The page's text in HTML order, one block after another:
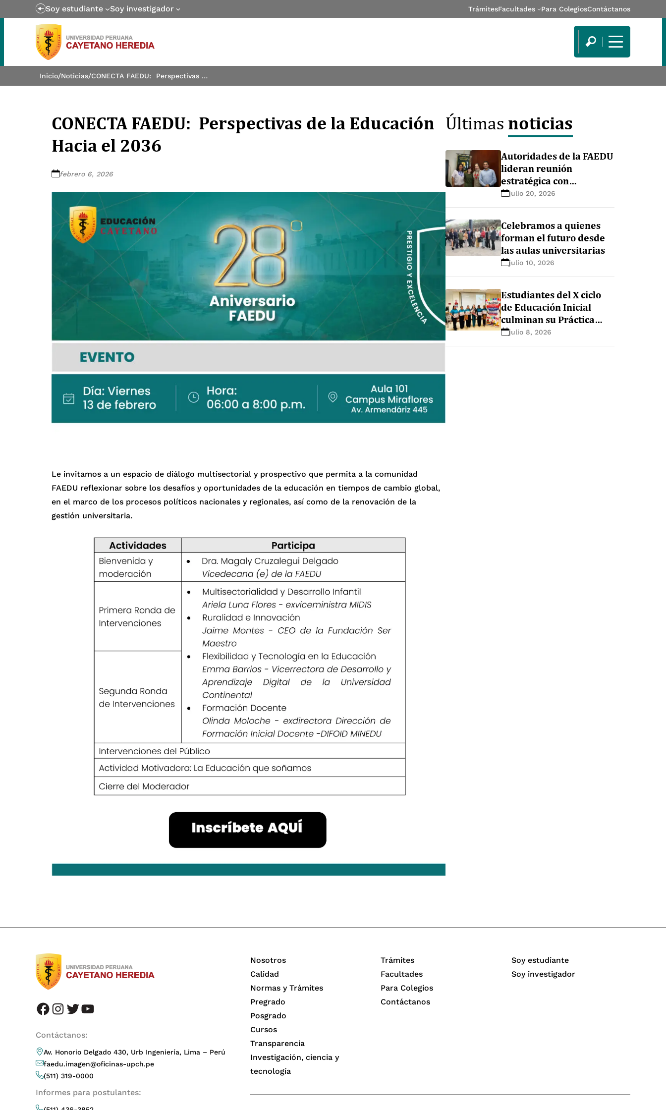
Soy estudiante Soy investigador TrámitesFacultades Para ColegiosContáctanos
Inicio/Noticias/ CONECTA FAEDU: Perspectivas de la Educación Hacia el 2036
CONECTA FAEDU: Perspectivas de la Educación
Hacia el 2036
febrero 6, 2026
Le invitamos a un espacio de diálogo multisectorial y prospectivo que permita a la comunidad
FAEDU reflexionar sobre los desafíos y oportunidades de la educación en tiempos de cambio global,
en el marco de los procesos políticos nacionales y regionales, así como de la renovación de la
gestión universitaria.
Últimas noticias
Autoridades de la FAEDU
lideran reunión
estratégica con
delegación de la
Universidad de Cádiz
julio 20, 2026
Celebramos a quienes
forman el futuro desde
las aulas universitarias
julio 10, 2026
Estudiantes del X ciclo
de Educación Inicial
culminan su Práctica
Preprofesional con un
conversatorio de cierre
julio 8, 2026
facebook instagram twitter youtube
Contáctanos:
Av. Honorio Delgado 430, Urb Ingeniería, Lima – Perú
faedu.imagen@oficinas-upch.pe
(511) 319-0000
Informes para postulantes:
Nosotros
Calidad
Normas y Trámites
Pregrado
Posgrado
Cursos
Transparencia
Investigación, ciencia y
tecnología
Trámites
Facultades
Para Colegios
Contáctanos
Soy estudiante
Soy investigador